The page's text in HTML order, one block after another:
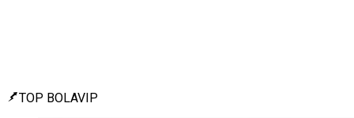
TOP BOLAVIP